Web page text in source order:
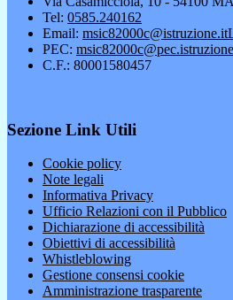
Tel: 0585.240162
Email: msic82000c@istruzione.it
PEC:
C.F.: 80001580457
Sezione Link Utili
Cookie policy
Note legali
Informativa Privacy
Ufficio Relazioni con il Pubblico
Dichiarazione di accessibilità
Obiettivi di accessibilità
Whistleblowing
Gestione consensi cookie
Amministrazione trasparente